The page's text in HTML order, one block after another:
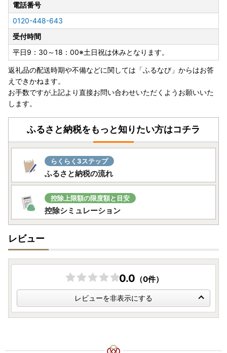
電話番号
0120-448-643
受付時間
平日9：30～18：00※土日祝は休みとなります。
返礼品の配送時期や不備などに関しては「ふるなび」からはお答
えできかねます。
お手数ですが上記より直接お問い合わせいただくようお願いいた
します。
ふるさと納税をもっと知りたい方はコチラ
らくらく3ステップ
ふるさと納税の流れ
控除上限額の限度額と目安
控除シミュレーション
レビュー
0.0 （0件）
レビューを非表示にする